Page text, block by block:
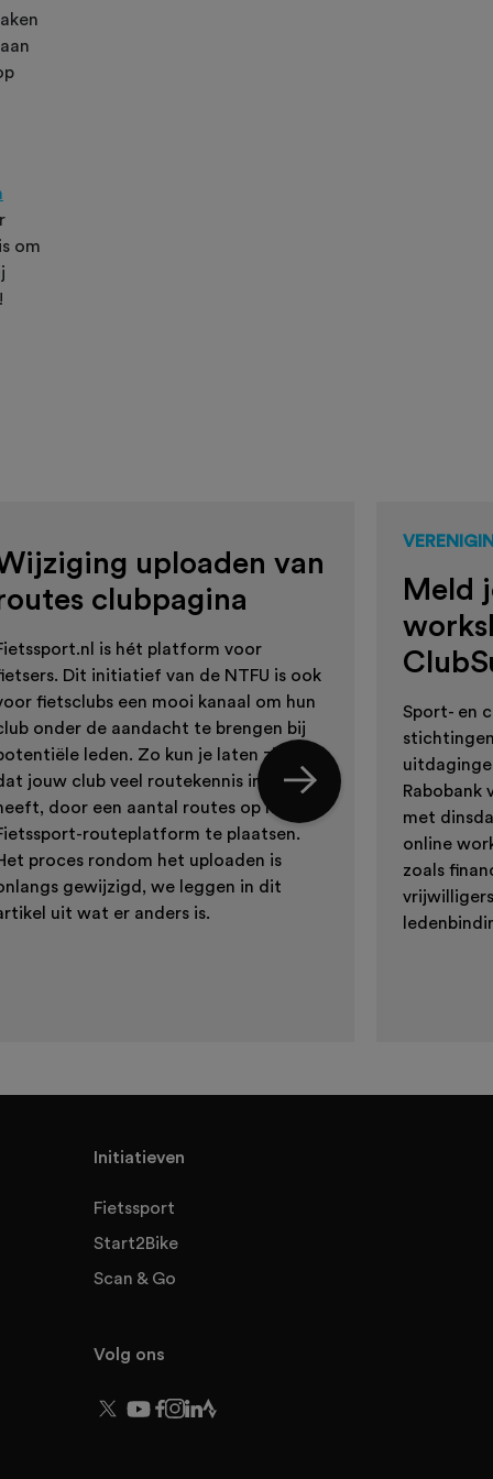
om
uploaden van
clubpagina
is hét platform voor
Dit initiatief van de NTFU is ook
fietsclubs een mooi kanaal om hun
onder de aandacht te brengen bij
leden. Zo kun je laten zien
jouw club veel routekennis in huis
door een aantal routes op het
routeplatform te plaatsen.
proces rondom het uploaden is
gewijzigd, we leggen in dit
uit wat er anders is.
Meld
Sport- en
Rabobank
met
online
zoals
Initiatieven
Fietssport
Start2Bike
Scan & Go
Volg ons